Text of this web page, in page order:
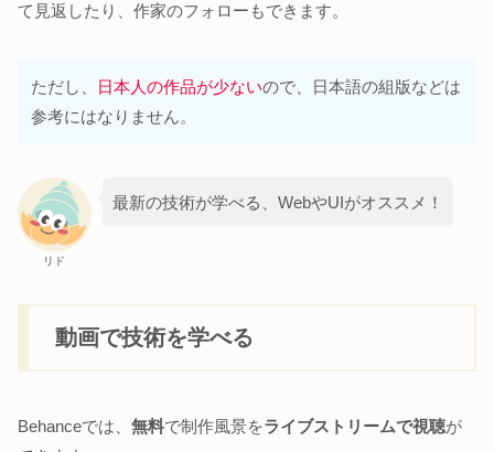
て見返したり、作家のフォローもできます。
ただし、 日本人の作品が少ないので、日本語の組版などは
参考にはなりません。
リド
最新の技術が学べる、WebやUIがオススメ！
動画で技術を学べる
Behanceでは、 無料で制作風景をライブストリームで視聴が